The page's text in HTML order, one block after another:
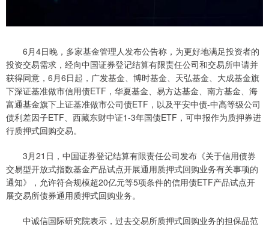
6月4日晚，多家基金管理人发布公告称，为更好地满足投资者的
投资交易需求，经向中国证券登记结算有限责任公司和交易所申请并
获得同意，6月6日起，广发基金、博时基金、天弘基金、大成基金旗
下深证基准做市信用债ETF，华夏基金、易方达基金、南方基金、海
富通基金旗下上证基准做市公司债ETF，以及平安中债-中高等级公司
债利差因子ETF、西藏东财中证1-3年国债ETF，可申报作为质押券进
行质押式回购交易。
3月21日，中国证券登记结算有限责任公司发布《关于信用债券
交易型开放式指数基金产品试点开展通用质押式回购业务有关事项的
通知》，允许符合规模超20亿元等5项条件的信用债ETF产品试点开
展交易所债券通用质押式回购业务。
中诚信国际研究院表示，过去交易所质押式回购业务的担保品范